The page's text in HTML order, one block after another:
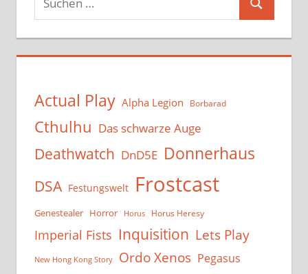
nach:
Suchen
Actual Play Alpha Legion Borbarad
Cthulhu Das schwarze Auge
Deathwatch DnD5E Donnerhaus
DSA Festungswelt Frostcast
Genestealer Horror Horus Horus Heresy
Imperial Fists Inquisition Lets Play
New Hong Kong Story Ordo Xenos Pegasus